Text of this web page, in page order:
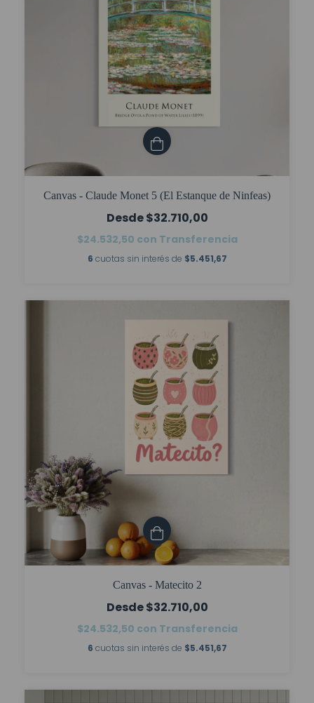
Canvas - Claude Monet 5 (El Estanque de Ninfeas)
$32.710,00
$24.532,50 con Transferencia
6 cuotas sin interés de $5.451,67
Canvas - Matecito 2
$32.710,00
$24.532,50 con Transferencia
6 cuotas sin interés de $5.451,67